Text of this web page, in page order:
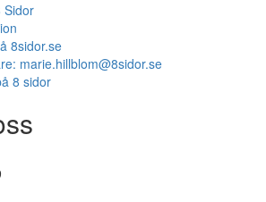
Sidor
8sidor.se
marie.hillblom@8sidor.se
8 sidor